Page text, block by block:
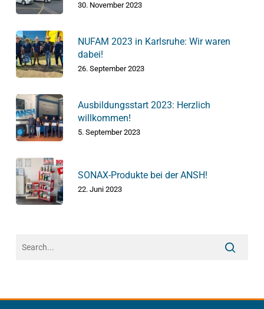
30. November 2023
NUFAM 2023 in Karlsruhe: Wir waren
dabei!
26. September 2023
Ausbildungsstart 2023: Herzlich
willkommen!
5. September 2023
SONAX-Produkte bei der ANSH!
22. Juni 2023